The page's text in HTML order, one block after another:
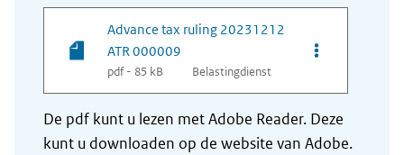
Advance tax ruling 20231212
ATR 000009
pdf - 85 kB Belastingdienst
Opties van
De pdf kunt u lezen met Adobe Reader. Deze
kunt u downloaden op de website van Adobe.